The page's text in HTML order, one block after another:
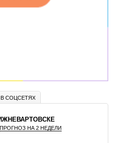
СОЦСЕТЯХ
ПРОГНОЗ НА 2 НЕДЕЛИ